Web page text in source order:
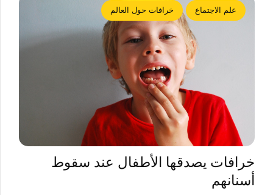
علم الاجتماع خرافات حول العالم
خرافات يصدقها الأطفال عند سقوط
أسنانهم